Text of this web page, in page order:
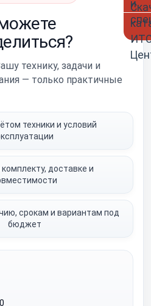
технику, задачи и
— только практичные
техники и условий
доставке и
срокам и вариантам под
бюджет